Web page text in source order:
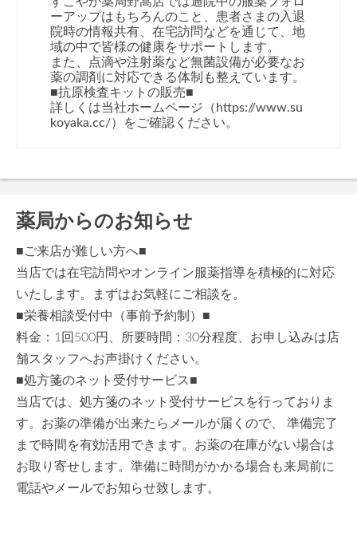
ーアップはもちろんのこと、患者さまの入退
院時の情報共有、在宅訪問などを通じて、地
域の中で皆様の健康をサポートします。
また、点滴や注射薬など無菌設備が必要なお
薬の調剤に対応できる体制も整えています。
■抗原検査キットの販売■
詳しくは当社ホームページ（https://www.su
koyaka.cc/）をご確認ください。
薬局からのお知らせ
■ご来店が難しい方へ■
当店では在宅訪問やオンライン服薬指導を積極的に対応
いたします。まずはお気軽にご相談を。
■栄養相談受付中（事前予約制）■
料金：1回500円、所要時間：30分程度、お申し込みは店
舗スタッフへお声掛けください。
■処方箋のネット受付サービス■
当店では、処方箋のネット受付サービスを行っておりま
す。お薬の準備が出来たらメールが届くので、 準備完了
まで時間を有効活用できます。お薬の在庫がない場合は
お取り寄せします。準備に時間がかかる場合も来局前に
電話やメールでお知らせ致します。